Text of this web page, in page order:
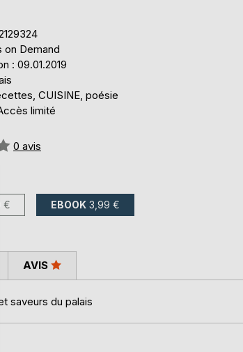
on Demand
: 09.01.2019
CUISINE, poésie
limité
0 avis
€ EBOOK 3,99 €
saveurs du palais
AVIS